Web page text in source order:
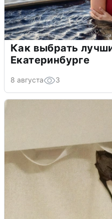
Как выбрать
Екатеринбурге
8 августа 3